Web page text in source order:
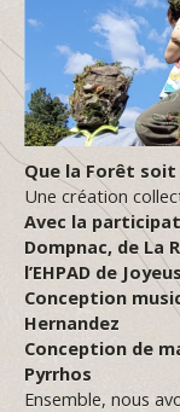
Que la Forêt
Une création
Avec la
Dompnac, de La
l’EHPAD de
Conception
Hernandez
Conception de
Pyrrhos
Ensemble, nous